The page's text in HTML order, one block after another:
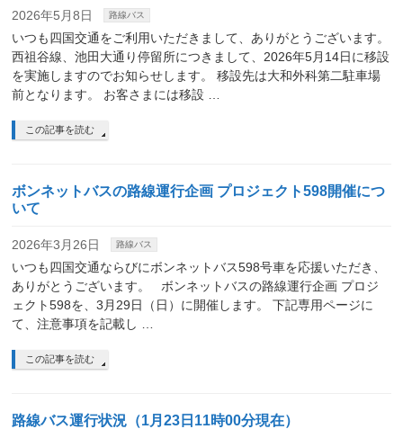
2026年5月8日 路線バス
いつも四国交通をご利用いただきまして、ありがとうございます。
西祖谷線、池田大通り停留所につきまして、2026年5月14日に移設
を実施しますのでお知らせします。 移設先は大和外科第二駐車場
前となります。 お客さまには移設 …
この記事を読む
ボンネットバスの路線運行企画 プロジェクト598開催につ
いて
2026年3月26日 路線バス
いつも四国交通ならびにボンネットバス598号車を応援いただき、
ありがとうございます。 ボンネットバスの路線運行企画 プロジ
ェクト598を、3月29日（日）に開催します。 下記専用ページに
て、注意事項を記載し …
この記事を読む
路線バス運行状況（1月23日11時00分現在）